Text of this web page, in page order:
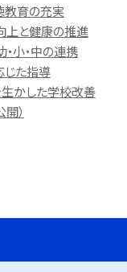
育の充実
と健康の推進
小・中の連携
た指導
かした学校改善
）